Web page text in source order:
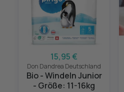
15,95 €
Don Dandrea Deutschland
Bio - Windeln Junior
- Größe: 11-16kg